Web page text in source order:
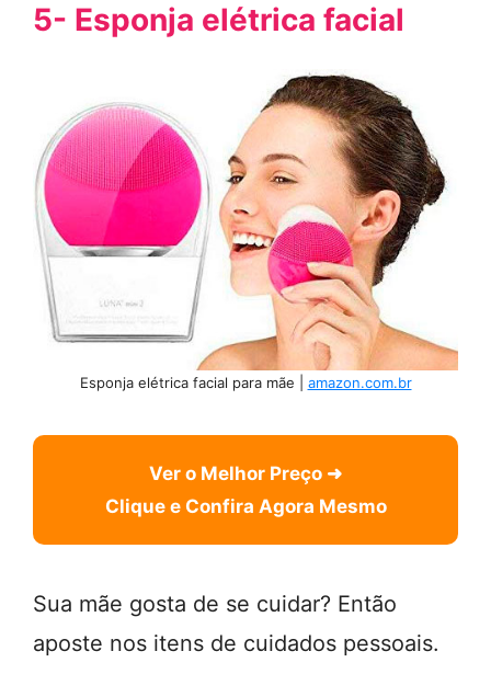
5- Esponja elétrica facial
Esponja elétrica facial para mãe | amazon.com.br
Ver o Melhor Preço ➜
Clique e Confira Agora Mesmo
Sua mãe gosta de se cuidar? Então
aposte nos itens de cuidados pessoais.